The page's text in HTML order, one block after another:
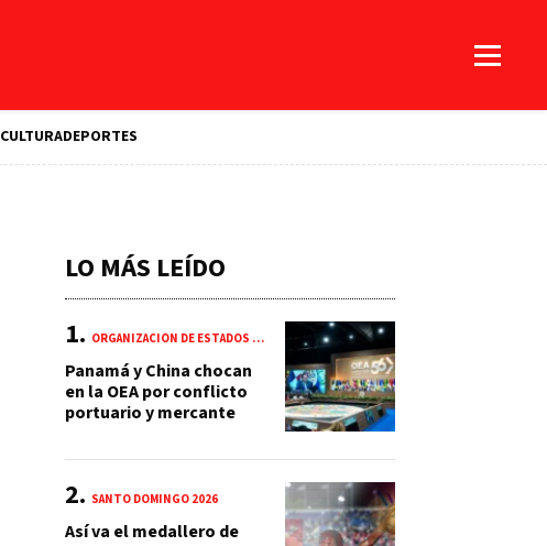
CULTURADEPORTES
LO MÁS LEÍDO
ORGANIZACIÓN DE ESTADOS AMERICANOS (OEA)
Panamá y China chocan
en la OEA por conflicto
portuario y mercante
SANTO DOMINGO 2026
Así va el medallero de